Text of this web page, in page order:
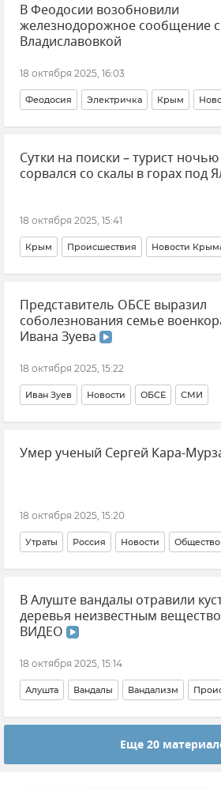
В Феодосии возобновили
железнодорожное сообщение с
Владиславовкой
18 октября 2025, 16:03
Феодосия Электричка Крым
Транспорт Железные дороги Крыма
Железная дорога
Сутки на поиски – турист ночью
сорвался со скалы в горах под
18 октября 2025, 15:41
Крым Происшествия Новости
МЧС Крыма ГУ МЧС РФ по
"КРЫМ-СПАС" Ялта
Представитель ОБСЕ выразил
соболезнования семье
Ивана Зуева
18 октября 2025, 15:22
Иван Зуев Новости ОБСЕ СМИ
Новости СВО Украина РИА Новости
Умер ученый Сергей Кара-
18 октября 2025, 15:20
Утраты Россия Новости Общество
В Алуште вандалы отравили
деревья неизвестным
ВИДЕО
18 октября 2025, 15:14
Алушта Вандалы Вандализм
Видео Галина Огнева Новости
Еще 20